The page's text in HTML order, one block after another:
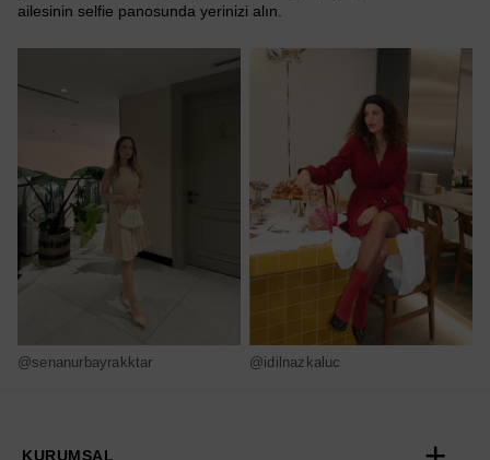
ailesinin selfie panosunda yerinizi alın.
@senanurbayrakktar @idilnazkaluc
KURUMSAL